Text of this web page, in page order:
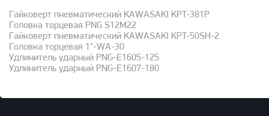
Гайковерт пневматический KAWASAKI KPT-381P
Головка торцевая PNG S12M22
Гайковерт пневматический KAWASAKI KPT-50SH-2
Головка торцевая 1"-WA-30
Удлинитель ударный PNG-E1605-125
Удлинитель ударный PNG-E1607-180